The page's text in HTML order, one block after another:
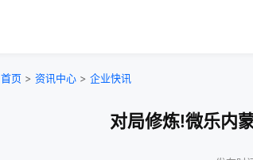
首页 > 资讯中心 > 企业快讯
对局修炼!微乐内